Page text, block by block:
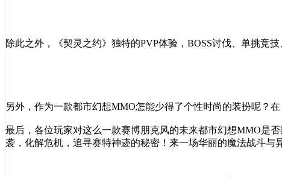
除此之外，《契灵之约》独特的PVP体验，BOSS讨伐、单挑竞
另外，作为一款都市幻想MMO怎能少得了个性时尚的装扮呢？
最后，各位玩家对这么一款赛博朋克风的未来都市幻想MMO是
袭，化解危机，追寻赛特神迹的秘密！来一场华丽的魔法战斗与